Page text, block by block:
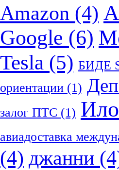
Amazon (4)
Google (6)
Tesla (5) БИДЕ
ориентации (1)
залог ПТС (1)
авиадоставка
(4) джанни